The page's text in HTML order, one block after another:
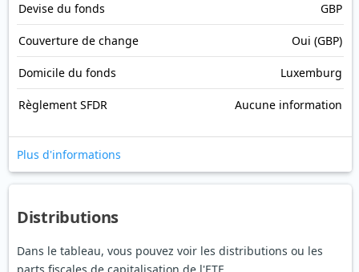
Devise du fonds GBP
Couverture de change Oui (GBP)
Domicile du fonds Luxemburg
Règlement SFDR Aucune information
Plus d'informations
Distributions
Dans le tableau, vous pouvez voir les distributions ou les